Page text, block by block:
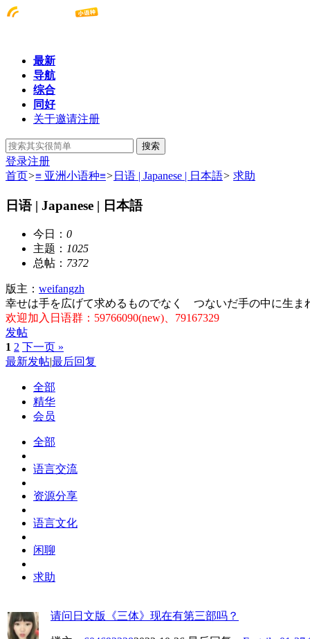
最新
导航
综合
同好
关于邀请注册
搜索
登录注册
首页>≡ 亚洲小语种≡> 日语 | Japanese | 日本語> 求助
日语 | Japanese | 日本語
今日： 0
主题： 1025
总帖： 7372
版主： weifangzh
幸せは手を広げて求めるものでなく つないだ手の中に生ま
欢迎加入日语群：59766090(new)、79167329
发帖
1 2 下一页 »
最新发帖|最后回复
全部
精华
会员
全部
语言交流
资源分享
语言文化
闲聊
求助
请问日文版《三体》现在有第三部吗？